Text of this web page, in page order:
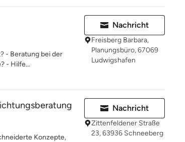
Sternen
- Beratung bei der
- Hilfe...
Nachricht
Freisberg Barbara,
Planungsbüro, 67069
Ludwigshafen
Sternen
Konzepte,
Nachricht
Zittenfeldener Straße
23, 63936 Schneeberg